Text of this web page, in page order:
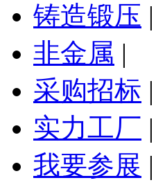
铸造锻压 |
非金属 |
采购招标 |
实力工厂 |
我要参展 |